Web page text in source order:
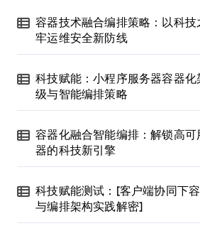
容器技术融合编排策略：以科技
牢运维安全新防线
科技赋能：小程序服务器容器化
级与智能编排策略
容器化融合智能编排：解锁高可
器的科技新引擎
科技赋能测试：[客户端协同下
与编排架构实践解密]